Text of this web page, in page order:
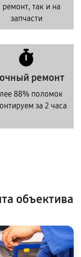
ремонт, так и на
запчасти
ремонт
88% поломок
за 2 часа
объектива